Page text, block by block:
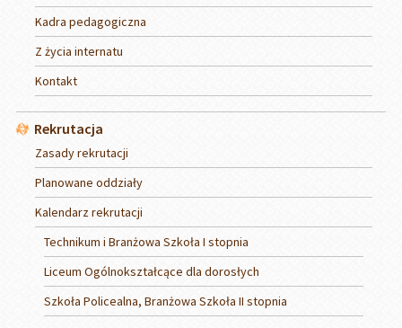
Kadra pedagogiczna
Z życia internatu
Kontakt
Rekrutacja
Zasady rekrutacji
Planowane oddziały
Kalendarz rekrutacji
Technikum i Branżowa Szkoła I stopnia
Liceum Ogólnokształcące dla dorosłych
Szkoła Policealna, Branżowa Szkoła II stopnia